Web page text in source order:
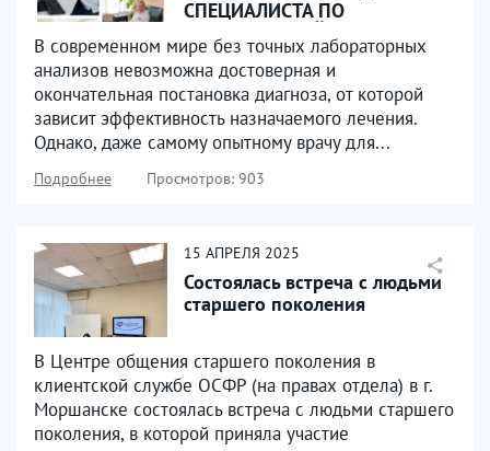
СПЕЦИАЛИСТА ПО
ЛАБОРАТОРНОЙ
ДИАГНОСТИКЕ
В современном мире без точных лабораторных
анализов невозможна достоверная и
окончательная постановка диагноза, от которой
зависит эффективность назначаемого лечения.
Однако, даже самому опытному врачу для...
Подробнее Просмотров: 903
15 АПРЕЛЯ 2025
Состоялась встреча с людьми
старшего поколения
В Центре общения старшего поколения в
клиентской службе ОСФР (на правах отдела) в г.
Моршанске состоялась встреча с людьми старшего
поколения, в которой приняла участие